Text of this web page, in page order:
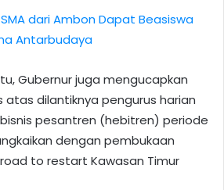
dari Ambon Dapat Beasiswa
Antarbudaya
Gubernur juga mengucapkan
atas dilantiknya pengurus harian
pesantren (hebitren) periode
dengan pembukaan
to restart Kawasan Timur